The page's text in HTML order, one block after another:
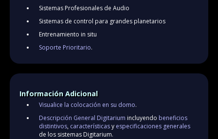
Sistemas Profesionales de Audio
Sistemas de control para grandes planetarios
Entrenamiento in situ
Soporte Prioritario.
Información Adicional
Visualice la colocación en su domo.
Descripción General Digitarium incluyendo beneficios
distintivos, característicasy especificaciones generales
de los sistemas Digitarium.